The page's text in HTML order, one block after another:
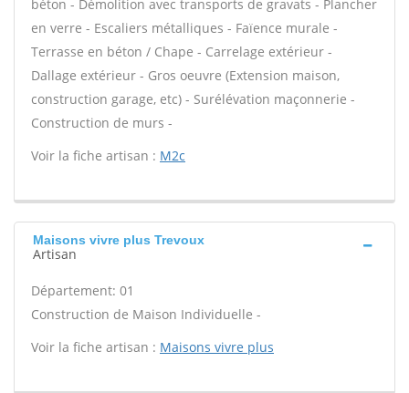
béton - Démolition avec transports de gravats - Plancher
en verre - Escaliers métalliques - Faïence murale -
Terrasse en béton / Chape - Carrelage extérieur -
Dallage extérieur - Gros oeuvre (Extension maison,
construction garage, etc) - Surélévation maçonnerie -
Construction de murs -
Voir la fiche artisan : M2c
Maisons vivre plus Trevoux
Artisan
Département: 01
Construction de Maison Individuelle -
Voir la fiche artisan : Maisons vivre plus